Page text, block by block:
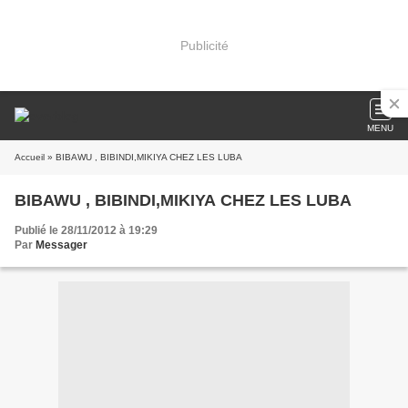
Publicité
MENU
Accueil » BIBAWU , BIBINDI,MIKIYA CHEZ LES LUBA
BIBAWU , BIBINDI,MIKIYA CHEZ LES LUBA
Publié le 28/11/2012 à 19:29
Par Messager